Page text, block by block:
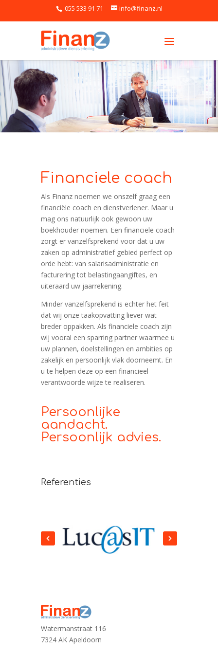
055 533 91 71 info@finanz.nl
Financiele coach
Als Finanz noemen we onszelf graag een
financiële coach en dienstverlener. Maar u
mag ons natuurlijk ook gewoon uw
boekhouder noemen. Een financiële coach
zorgt er vanzelfsprekend voor dat u uw
zaken op administratief gebied perfect op
orde hebt: van salarisadministratie en
facturering tot belastingaangiftes, en
uiteraard uw jaarrekening.
Minder vanzelfsprekend is echter het feit
dat wij onze taakopvatting liever wat
breder oppakken. Als financiele coach zijn
wij vooral een sparring partner waarmee u
uw plannen, doelstellingen en ambities op
zakelijk en persoonlijk vlak doorneemt. En
u te helpen deze op een financieel
verantwoorde wijze te realiseren.
Persoonlijke
aandacht.
Persoonlijk advies.
Referenties
Watermanstraat 116
7324 AK Apeldoorn